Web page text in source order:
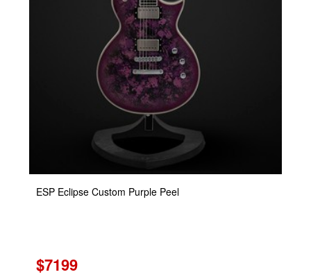
ESP Eclipse Custom Purple Peel
$7199